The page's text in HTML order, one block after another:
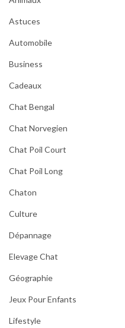
Astuces
Automobile
Business
Cadeaux
Chat Bengal
Chat Norvegien
Chat Poil Court
Chat Poil Long
Chaton
Culture
Dépannage
Elevage Chat
Géographie
Jeux Pour Enfants
Lifestyle